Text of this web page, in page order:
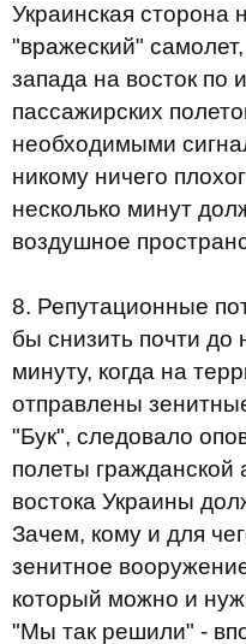
Украинская сторона
"вражеский"
запада на восток по
пассажирских
необходимыми
никому ничего
несколько минут
воздушное
8. Репутационные
бы снизить почти до
минуту, когда на
отправлены
"Бук", следовало
полеты гражданской
востока Украины
Зачем, кому и для
зенитное
который можно и
"Мы так решили" -